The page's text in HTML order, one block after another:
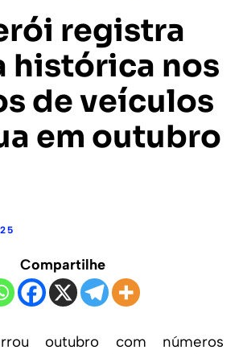
registra
histórica nos
de veículos
em outubro
Compartilhe
outubro com números